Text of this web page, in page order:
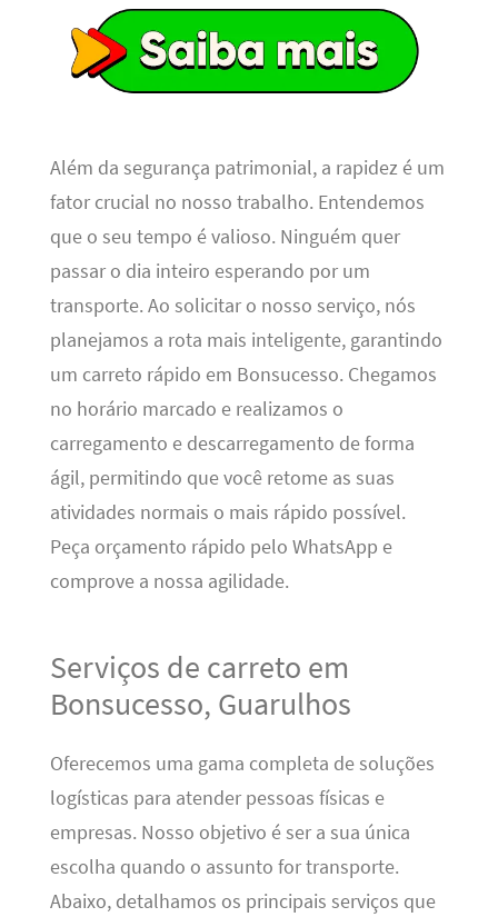
Além da segurança patrimonial, a rapidez é um
fator crucial no nosso trabalho. Entendemos
que o seu tempo é valioso. Ninguém quer
passar o dia inteiro esperando por um
transporte. Ao solicitar o nosso serviço, nós
planejamos a rota mais inteligente, garantindo
um carreto rápido em Bonsucesso. Chegamos
no horário marcado e realizamos o
carregamento e descarregamento de forma
ágil, permitindo que você retome as suas
atividades normais o mais rápido possível.
Peça orçamento rápido pelo WhatsApp e
comprove a nossa agilidade.
Serviços de carreto em
Bonsucesso, Guarulhos
Oferecemos uma gama completa de soluções
logísticas para atender pessoas físicas e
empresas. Nosso objetivo é ser a sua única
escolha quando o assunto for transporte.
Abaixo, detalhamos os principais serviços que